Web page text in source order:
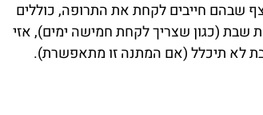
שבהם חייבים לקחת את התרופה, כוללים
(כגון שצריך לקחת חמישה ימים), אזי
לא תיכלל (אם המתנה זו מתאפשרת).